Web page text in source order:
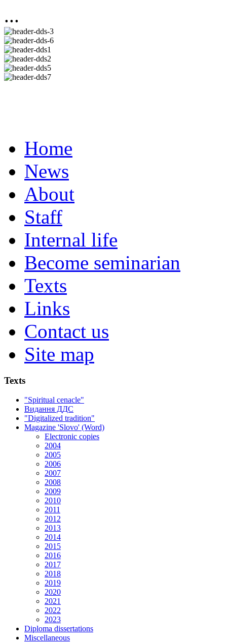
...
Home
News
About
Staff
Internal life
Become seminarian
Texts
Links
Contact us
Site map
Texts
"Spiritual cenacle"
Видання ДДС
"Digitalized tradition"
Magazine 'Slovo' (Word)
Electronic copies
2004
2005
2006
2007
2008
2009
2010
2011
2012
2013
2014
2015
2016
2017
2018
2019
2020
2021
2022
2023
Diploma dissertations
Miscellaneous